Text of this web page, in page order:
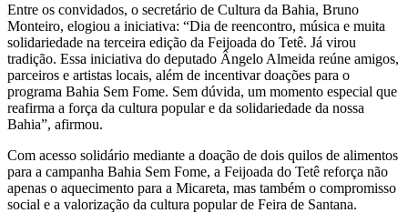
Entre os convidados, o secretário de Cultura da Bahia, Bruno
Monteiro, elogiou a iniciativa: “Dia de reencontro, música e muita
solidariedade na terceira edição da Feijoada do Tetê. Já virou
tradição. Essa iniciativa do deputado Ângelo Almeida reúne amigos,
parceiros e artistas locais, além de incentivar doações para o
programa Bahia Sem Fome. Sem dúvida, um momento especial que
reafirma a força da cultura popular e da solidariedade da nossa
Bahia”, afirmou.
Com acesso solidário mediante a doação de dois quilos de alimentos
para a campanha Bahia Sem Fome, a Feijoada do Tetê reforça não
apenas o aquecimento para a Micareta, mas também o compromisso
social e a valorização da cultura popular de Feira de Santana.